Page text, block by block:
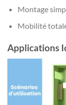
Montage
Mobilité
Applications